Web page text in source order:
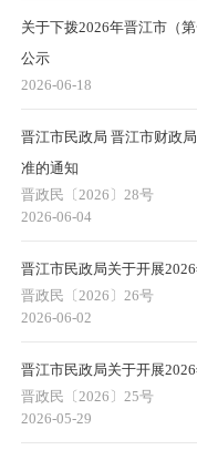
关于下拨2026年晋江市（
公示
2026-06-18
晋江市民政局 晋江市财政
准的通知
晋政民〔2026〕28号
2026-06-04
晋江市民政局关于开展
晋政民〔2026〕26号
2026-06-02
晋江市民政局关于开展
晋政民〔2026〕25号
2026-05-29